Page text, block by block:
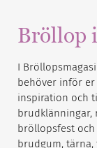
Bröllop
I
behöver inför
inspiration och
brudklänningar,
bröllopsfest
brudgum, tärna,